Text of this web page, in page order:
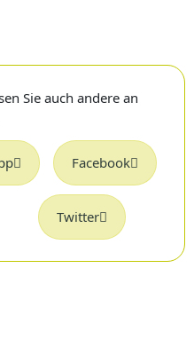
Sie auch andere an
Facebook
Twitter